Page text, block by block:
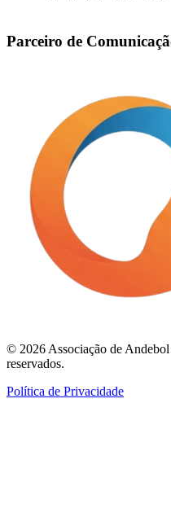
Parceiro de
© 2026 Associação de
reservados.
Política de Privacidade